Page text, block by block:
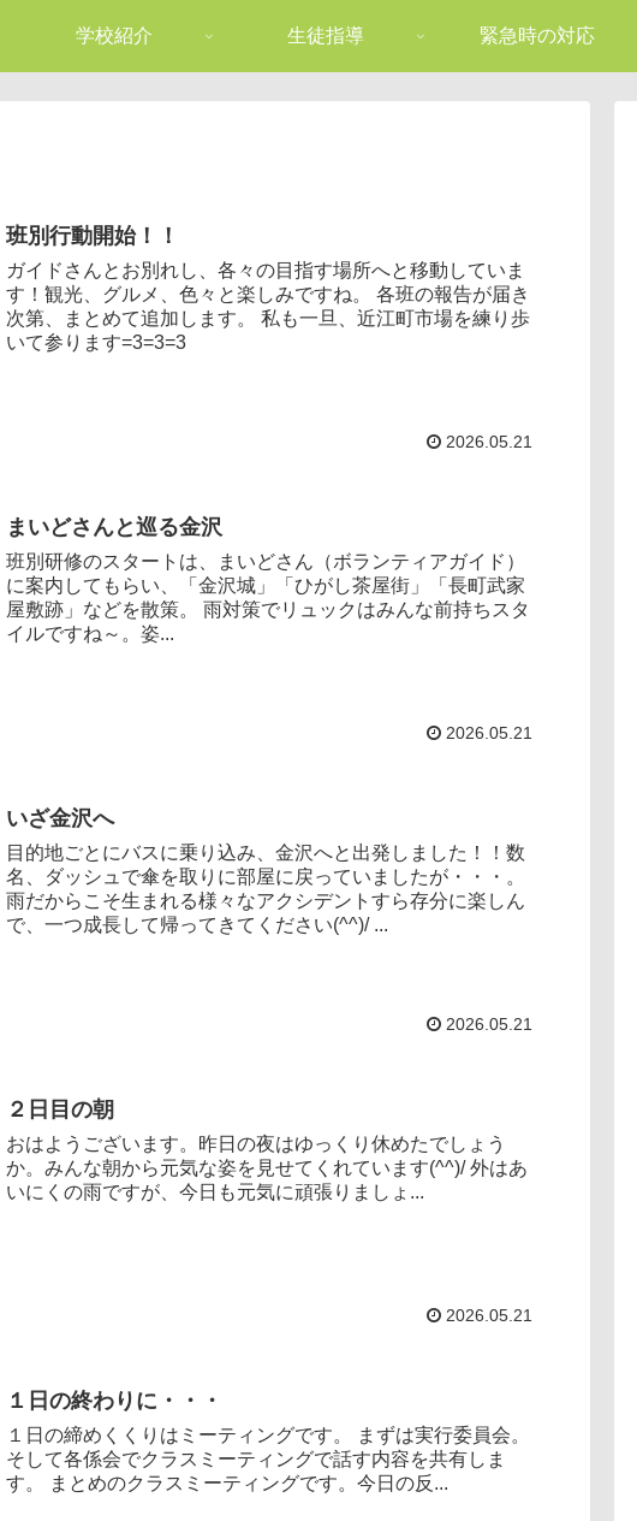
学校紹介 生徒指導 緊急時の対応
班別行動開始！！
ガイドさんとお別れし、各々の目指す場所へと移動していま
す！観光、グルメ、色々と楽しみですね。 各班の報告が届き
次第、まとめて追加します。 私も一旦、近江町市場を練り歩
いて参ります=3=3=3
2026.05.21
まいどさんと巡る金沢
班別研修のスタートは、まいどさん（ボランティアガイド）
に案内してもらい、「金沢城」「ひがし茶屋街」「長町武家
屋敷跡」などを散策。 雨対策でリュックはみんな前持ちスタ
イルですね～。姿...
2026.05.21
いざ金沢へ
目的地ごとにバスに乗り込み、金沢へと出発しました！！数
名、ダッシュで傘を取りに部屋に戻っていましたが・・・。
雨だからこそ生まれる様々なアクシデントすら存分に楽しん
で、一つ成長して帰ってきてください(^^)/ ...
2026.05.21
２日目の朝
おはようございます。昨日の夜はゆっくり休めたでしょう
か。みんな朝から元気な姿を見せてくれています(^^)/ 外はあ
いにくの雨ですが、今日も元気に頑張りましょ...
2026.05.21
１日の終わりに・・・
１日の締めくくりはミーティングです。 まずは実行委員会。
そして各係会でクラスミーティングで話す内容を共有しま
す。 まとめのクラスミーティングです。今日の反...